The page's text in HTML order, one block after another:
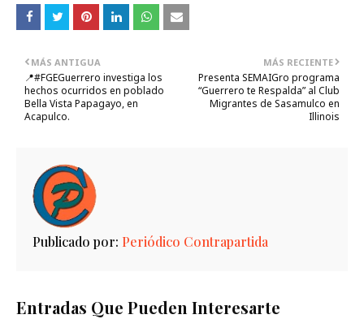
MÁS RECIENTE
Presenta SEMAIGro programa
“Guerrero te Respalda” al Club
Migrantes de Sasamulco en
Illinois
MÁS ANTIGUA
📍#FGEGuerrero investiga los
hechos ocurridos en poblado
Bella Vista Papagayo, en
Acapulco.
Publicado por: Periódico Contrapartida
Entradas Que Pueden Interesarte